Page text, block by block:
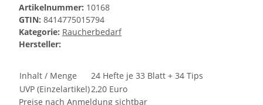
Artikelnummer: 10168
GTIN: 8414775015794
Kategorie: Raucherbedarf
Hersteller:
Inhalt / Menge
24 Hefte je 33 Blatt + 34 Tips
UVP (Einzelartikel)2,20 Euro
Preise nach Anmeldung sichtbar